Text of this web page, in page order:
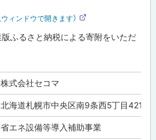
ウィンドウで開きます）
部
サ
ふるさと納税による寄附をいただ
株式会社セコマ
北海道札幌市中央区南9条西5丁目421番
省エネ設備等導入補助事業